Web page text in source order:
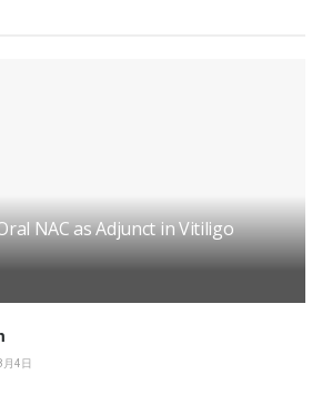
NAC as Adjunct in Vitiligo
4日